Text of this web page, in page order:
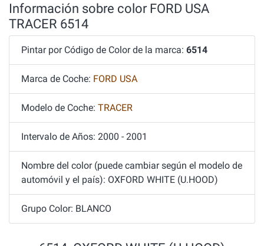
Información sobre color FORD USA
TRACER 6514
Pintar por Código de Color de la marca: 6514
Marca de Coche: FORD USA
Modelo de Coche: TRACER
Intervalo de Años: 2000 - 2001
Nombre del color (puede cambiar según el modelo de
automóvil y el país): OXFORD WHITE (U.HOOD)
Grupo Color: BLANCO